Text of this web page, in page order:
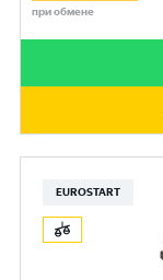
при обмене
EUROSTART